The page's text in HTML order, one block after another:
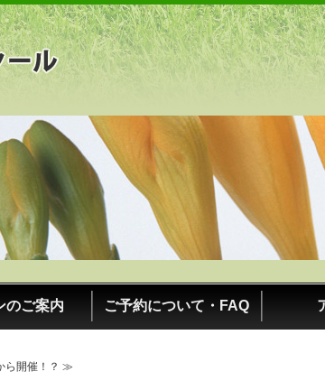
日本プロゴルフ協会公認・吉田ゴ
のご案内 ご予約について・FAQ
ら開催！？ ≫